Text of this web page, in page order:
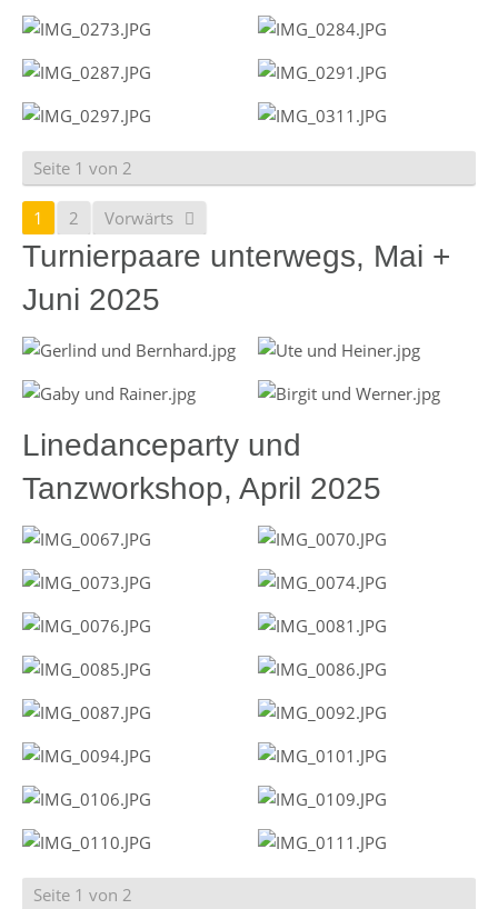
Seite 1 von 2
1 2 Vorwärts
Turnierpaare unterwegs, Mai +
Juni 2025
Linedanceparty und
Tanzworkshop, April 2025
Seite 1 von 2